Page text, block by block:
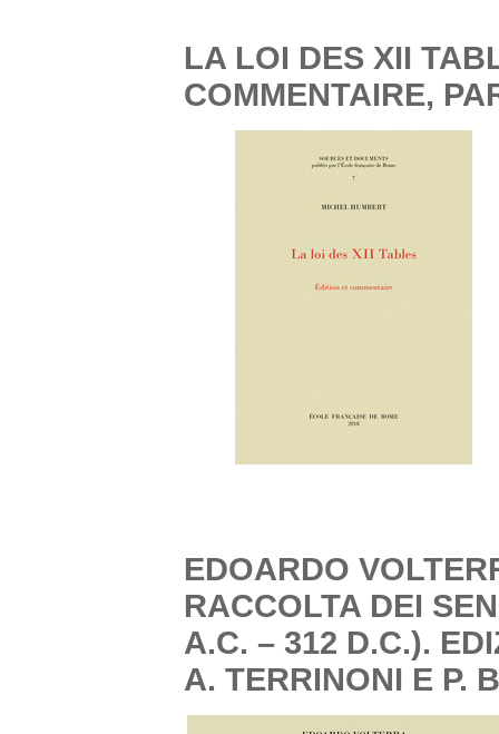
LA LOI DES XII
COMMENTAIRE,
EDOARDO
RACCOLTA DEI
A.C. – 312 D.C.).
A. TERRINONI E P.